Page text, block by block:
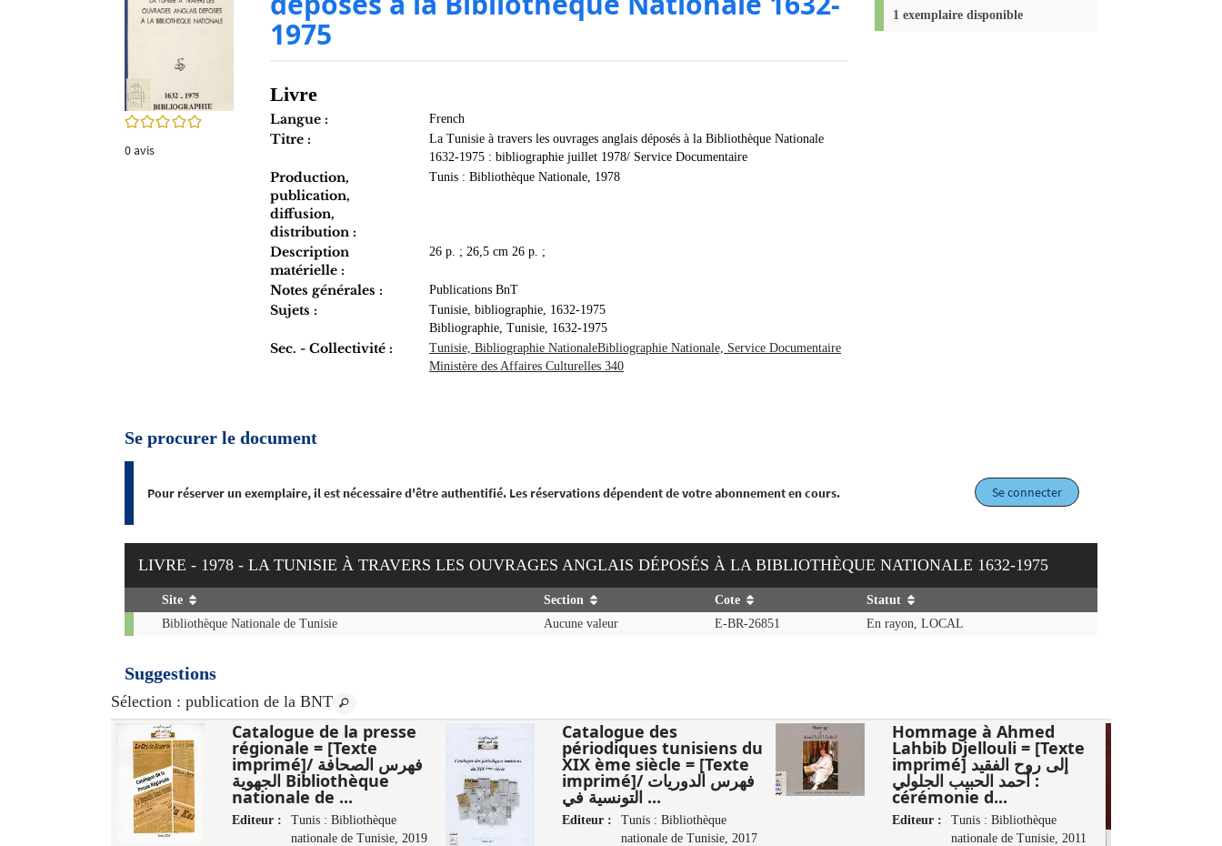
0/5
0avis
1975
Livre
Langue : French
Titre :
La Tunisie à travers les ouvrages anglais déposés à la Bibliothèque Nationale
1632-1975 : bibliographie juillet 1978/ Service Documentaire
Production,
publication,
diffusion,
distribution :
Tunis : Bibliothèque Nationale, 1978
Description
matérielle :
26 p. ; 26,5 cm 26 p. ;
Notes générales : Publications BnT
Sujets :
Tunisie, bibliographie, 1632-1975
Bibliographie, Tunisie, 1632-1975
Sec. - Collectivité :
Tunisie, Bibliographie NationaleBibliographie Nationale, Service Documentaire
Ministère des Affaires Culturelles 340
1 exemplaire disponible
Se procurer le document
Pour réserver un exemplaire, il est nécessaire d'être authentifié. Les réservations dépendent de votre abonnement en cours. Se connecter
LIVRE - 1978 - LA TUNISIE À TRAVERS LES OUVRAGES ANGLAIS DÉPOSÉS À LA BIBLIOTHÈQUE NATIONALE 1632-1975
Exemplaires
Site Section Cote
Statut
Bibliothèque Nationale de Tunisie
Aucune valeur E-BR-26851 En rayon, LOCAL
Suggestions
Sélection : publication de la BNT
Catalogue de la presse
régionale = [Texte
imprimé]/ فهرس الصحافة
الجهوية Bibliothèque
nationale de ...
Editeur :
Tunis : Bibliothèque
nationale de Tunisie, 2019
Catalogue des
périodiques tunisiens du
XIX ème siècle = [Texte
imprimé]/ فهرس الدوريات
التونسية في ...
Editeur :
Tunis : Bibliothèque
nationale de Tunisie, 2017
Hommage à Ahmed
Lahbib Djellouli = [Texte
imprimé] إلى روح الفقيد
أحمد الحبيب الجلولي :
cérémonie d...
Editeur :
Tunis : Bibliothèque
nationale de Tunisie, 2011